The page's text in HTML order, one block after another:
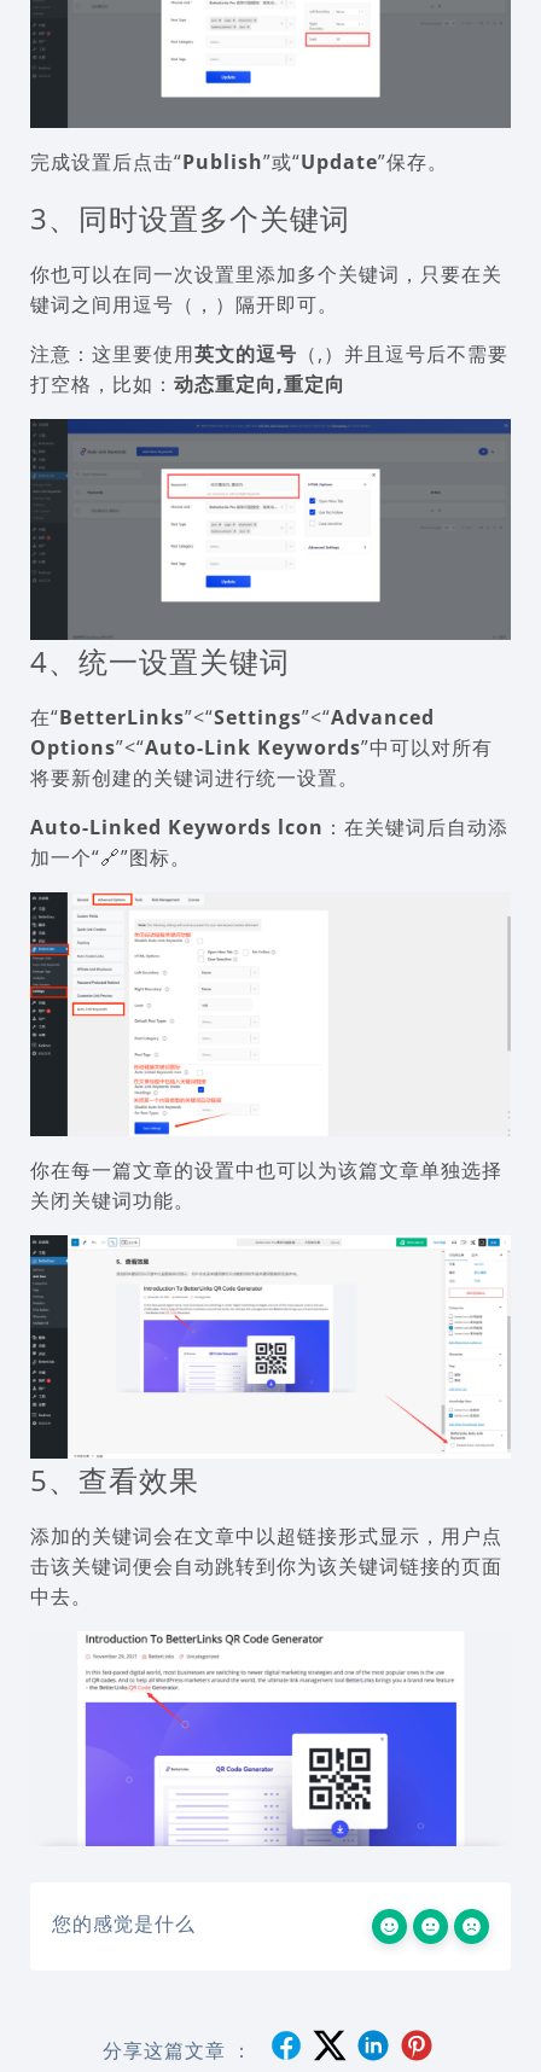
完成设置后点击“Publish”或“Update”保存。
3、同时设置多个关键词
你也可以在同一次设置里添加多个关键词，只要在关
键词之间用逗号（，）隔开即可。
注意：这里要使用英文的逗号 （,）并且逗号后不需要
打空格，比如： 动态重定向,重定向
4、统一设置关键词
在“BetterLinks”<“Settings”<“Advanced
Options”<“Auto-Link Keywords”中可以对所有
将要新创建的关键词进行统一设置。
Auto-Linked Keywords lcon ：在关键词后自动添
加一个“🔗”图标。
你在每一篇文章的设置中也可以为该篇文章单独选择
关闭关键词功能。
5、查看效果
添加的关键词会在文章中以超链接形式显示，用户点
击该关键词便会自动跳转到你为该关键词链接的页面
中去。
您的感觉是什么
分享这篇文章 ：